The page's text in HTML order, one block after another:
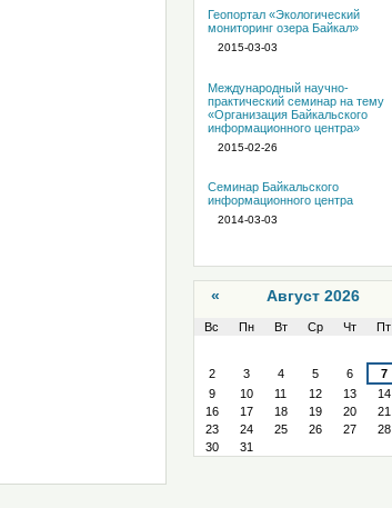
Геопортал «Экологический
мониторинг озера Байкал»
2015-03-03
Международный научно-
практический семинар на тему
«Организация Байкальского
информационного центра»
2015-02-26
Семинар Байкальского
информационного центра
2014-03-03
« Август 2026
Вс Пн Вт Ср Чт Пт
2
3 4 5 6 7
9
10 11 12 13 14
16
17 18 19 20 21
23
24 25 26 27 28
30
31